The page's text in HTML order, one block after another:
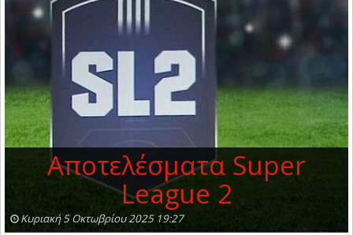
Αποτελέσματα Super
League 2
Κυριακή 5 Οκτωβρίου 2025 19:27